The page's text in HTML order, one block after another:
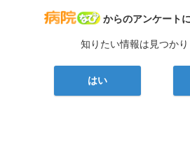
病院なび
からのアンケート
知りたい情報は見つか
はい